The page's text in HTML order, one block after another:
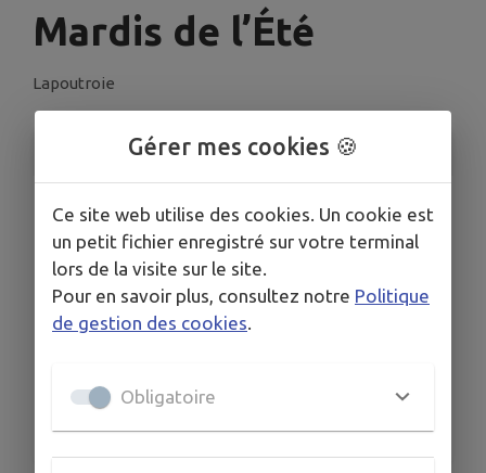
Mardis de l’Été
Lapoutroie
INFORMATIONS PRATIQUES
Parc Hélène Parmentier, Rue de la Filature,
Lapoutroie
Le mar. 28 juil.
HORAIRES
ORGANISÉ PAR
Gérer mes cookies 🍪
Ce site web utilise des cookies. Un cookie est
un petit fichier enregistré sur votre terminal
lors de la visite sur le site.
Pour en savoir plus, consultez notre Politique
de gestion des cookies
Obligatoire